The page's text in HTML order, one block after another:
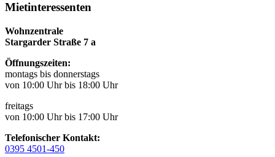
Mietinteressenten
Wohnzentrale
Stargarder Straße 7 a
Öffnungszeiten:
montags bis donnerstags
von 10:00 Uhr bis 18:00 Uhr
freitags
von 10:00 Uhr bis 17:00 Uhr
Telefonischer Kontakt:
0395 4501-450